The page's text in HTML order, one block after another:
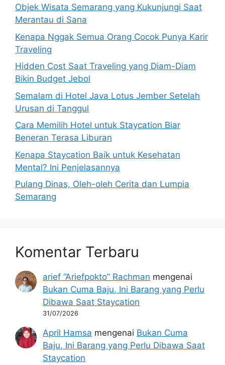
Objek Wisata Semarang yang Kukunjungi Saat
Merantau di Sana
Kenapa Nggak Semua Orang Cocok Punya Karir
Traveling
Hidden Cost Saat Traveling yang Diam-Diam
Bikin Budget Jebol
Semalam di Hotel Java Lotus Jember Setelah
Urusan di Tanggul
Cara Memilih Hotel untuk Staycation Biar
Beneran Terasa Liburan
Kenapa Staycation Baik untuk Kesehatan
Mental? Ini Penjelasannya
Pulang Dinas, Oleh-oleh Cerita dan Lumpia
Semarang
Komentar Terbaru
arief “Ariefpokto” Rachman mengenai
Bukan Cuma Baju, Ini Barang yang Perlu
Dibawa Saat Staycation
31/07/2026
April Hamsa mengenai Bukan Cuma
Baju, Ini Barang yang Perlu Dibawa Saat
Staycation